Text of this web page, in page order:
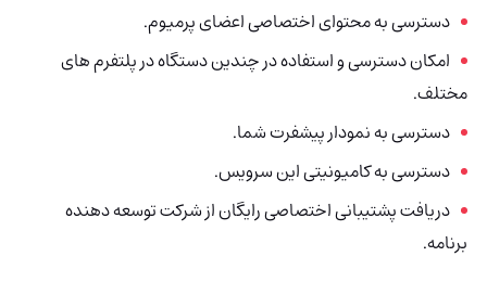
دسترسی به محتوای اختصاصی اعضای پرمیوم.
امکان دسترسی و استفاده در چندین دستگاه در پلتفرم های
مختلف.
دسترسی به نمودار پیشفرت شما.
دسترسی به کامیونیتی این سرویس.
دریافت پشتیبانی اختصاصی رایگان از شرکت توسعه دهنده
برنامه.